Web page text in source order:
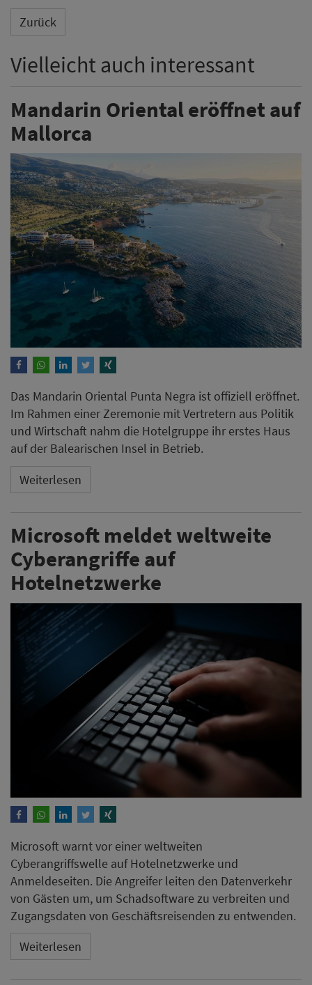
Zurück
Vielleicht auch interessant
Mandarin Oriental eröffnet auf
Mallorca
Das Mandarin Oriental Punta Negra ist offiziell eröffnet.
Im Rahmen einer Zeremonie mit Vertretern aus Politik
und Wirtschaft nahm die Hotelgruppe ihr erstes Haus
auf der Balearischen Insel in Betrieb.
Weiterlesen
Microsoft meldet weltweite
Cyberangriffe auf
Hotelnetzwerke
Microsoft warnt vor einer weltweiten
Cyberangriffswelle auf Hotelnetzwerke und
Anmeldeseiten. Die Angreifer leiten den Datenverkehr
von Gästen um, um Schadsoftware zu verbreiten und
Zugangsdaten von Geschäftsreisenden zu entwenden.
Weiterlesen